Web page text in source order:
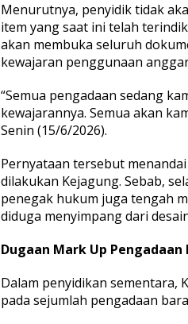
u
h
i
n
g
a
H
i
r
Menurutnya, penyidik tidak
item yang saat ini telah
akan membuka seluruh
kewajaran penggunaan
“Semua pengadaan sedang
kewajarannya. Semua akan
Senin (15/6/2026).
Pernyataan tersebut
dilakukan Kejagung. Sebab,
penegak hukum juga tengah
diduga menyimpang dari
Dugaan Mark Up
Dalam penyidikan sementara,
pada sejumlah pengadaan